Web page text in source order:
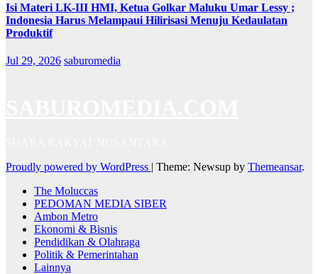
Isi Materi LK-III HMI, Ketua Golkar Maluku Umar Lessy ;
Indonesia Harus Melampaui Hilirisasi Menuju Kedaulatan
Produktif
Jul 29, 2026 saburomedia
Proudly powered by WordPress | Theme: Newsup by Themeansar.
The Moluccas
PEDOMAN MEDIA SIBER
Ambon Metro
Ekonomi & Bisnis
Pendidikan & Olahraga
Politik & Pemerintahan
Lainnya